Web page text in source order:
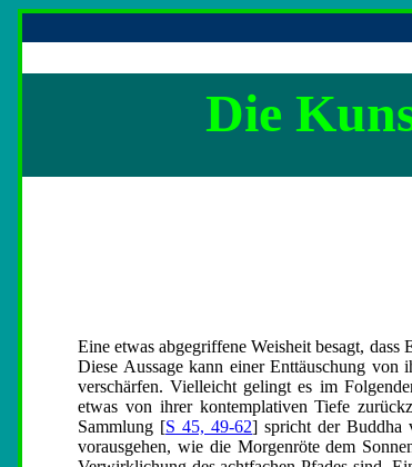
Die
Eine etwas abgegriffene Weisheit besagt,
Diese Aussage kann einer Enttäuschung
verschärfen. Vielleicht gelingt es im
etwas von ihrer kontemplativen Tiefe
Sammlung [S 45, 49-62] spricht der Buddha
vorausgehen, wie die Morgenröte dem